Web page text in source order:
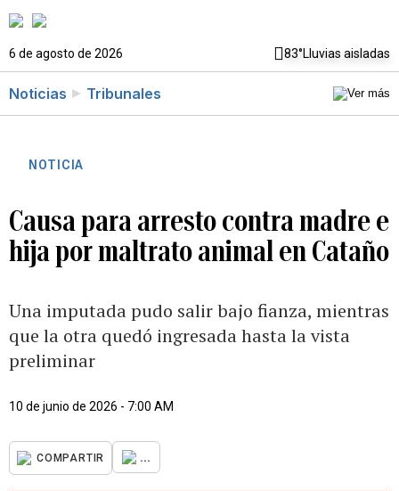
6 de agosto de 2026 83°Lluvias aisladas
Noticias Tribunales
NOTICIA
Causa para arresto contra madre e
hija por maltrato animal en Cataño
Una imputada pudo salir bajo fianza, mientras
que la otra quedó ingresada hasta la vista
preliminar
10 de junio de 2026 - 7:00 AM
COMPARTIR ...